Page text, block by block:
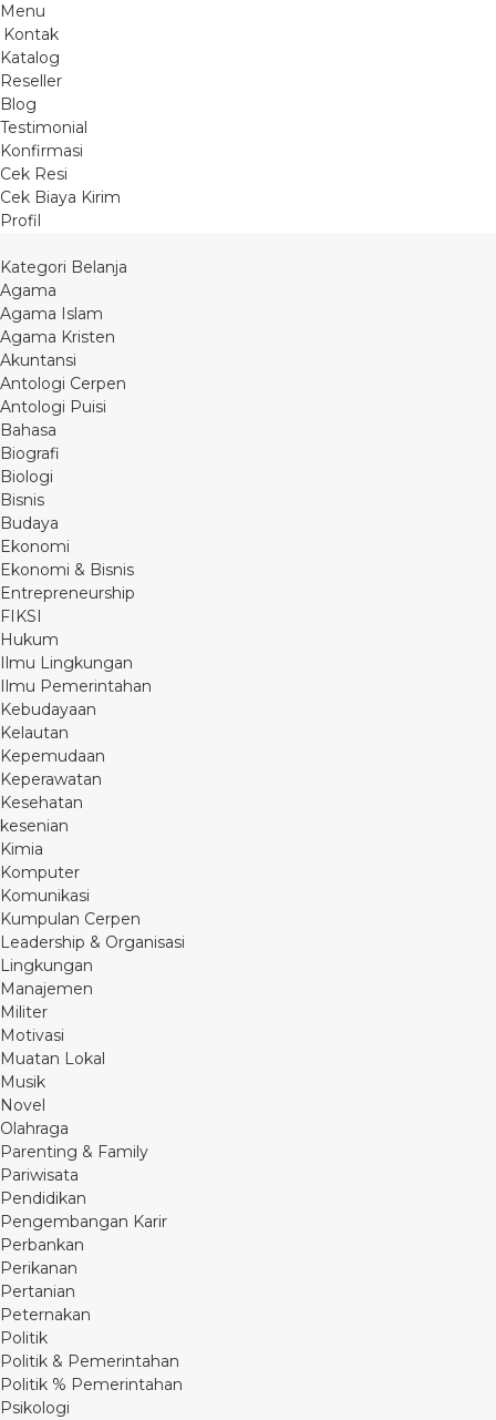
Menu
Kontak
Katalog
Reseller
Blog
Testimonial
Konfirmasi
Cek Resi
Cek Biaya Kirim
Profil
Kategori Belanja
Agama
Agama Islam
Agama Kristen
Akuntansi
Antologi Cerpen
Antologi Puisi
Bahasa
Biografi
Biologi
Bisnis
Budaya
Ekonomi
Ekonomi & Bisnis
Entrepreneurship
FIKSI
Hukum
Ilmu Lingkungan
Ilmu Pemerintahan
Kebudayaan
Kelautan
Kepemudaan
Keperawatan
Kesehatan
kesenian
Kimia
Komputer
Komunikasi
Kumpulan Cerpen
Leadership & Organisasi
Lingkungan
Manajemen
Militer
Motivasi
Muatan Lokal
Musik
Novel
Olahraga
Parenting & Family
Pariwisata
Pendidikan
Pengembangan Karir
Perbankan
Perikanan
Pertanian
Peternakan
Politik
Politik & Pemerintahan
Politik % Pemerintahan
Psikologi